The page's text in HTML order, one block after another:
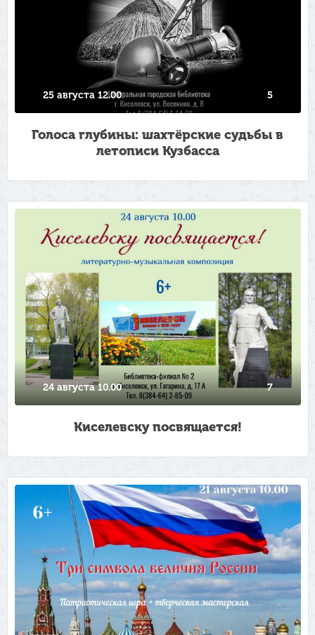
25 августа 12.00 5
Голоса глубины: шахтёрские судьбы в
летописи Кузбасса
24 августа 10.00 7
Киселевску посвящается!